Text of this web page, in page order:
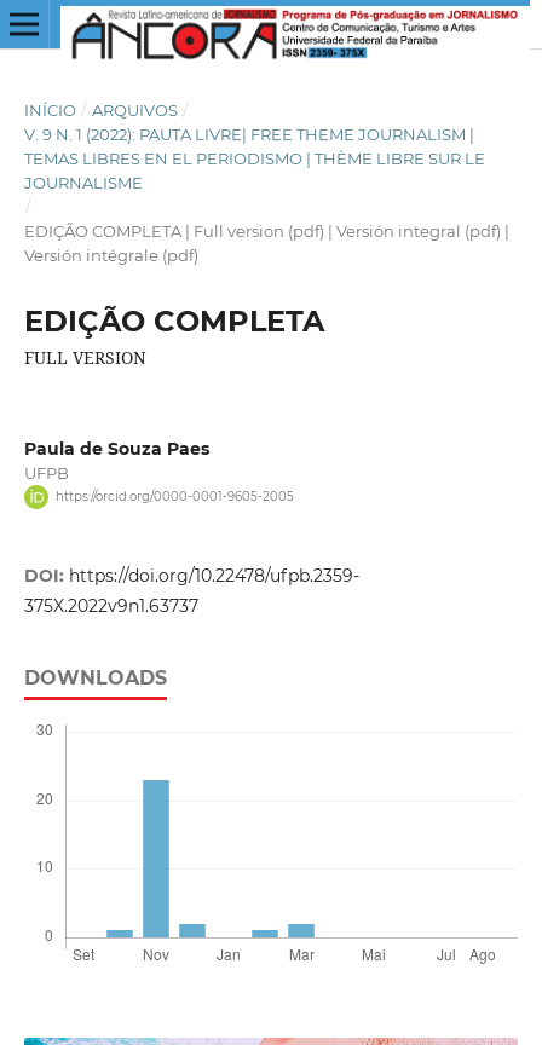
INÍCIO / ARQUIVOS /
V. 9 N. 1 (2022): PAUTA LIVRE| FREE THEME JOURNALISM |
TEMAS LIBRES EN EL PERIODISMO | THÈME LIBRE SUR LE
JOURNALISME
/
EDIÇÃO COMPLETA | Full version (pdf) | Versión integral (pdf) |
Versión intégrale (pdf)
EDIÇÃO COMPLETA
FULL VERSION
Paula de Souza Paes
UFPB
https://orcid.org/0000-0001-9605-2005
DOI: https://doi.org/10.22478/ufpb.2359-
375X.2022v9n1.63737
DOWNLOADS